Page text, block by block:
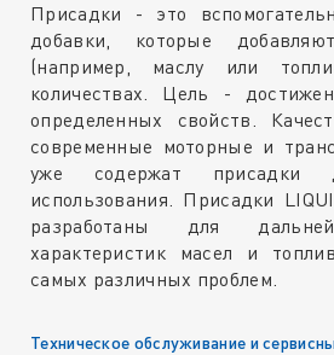
Присадки - это
добавки, которые
(например, маслу или
количествах. Цель -
определенных свойств.
современные моторные и
уже содержат присадки
использования. Присадки
разработаны для
характеристик масел и
самых различных проблем.
Техническое обслуживание и